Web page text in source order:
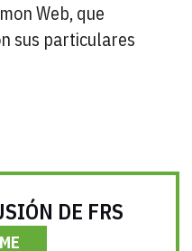
Web, que
sus particulares
DE FRS